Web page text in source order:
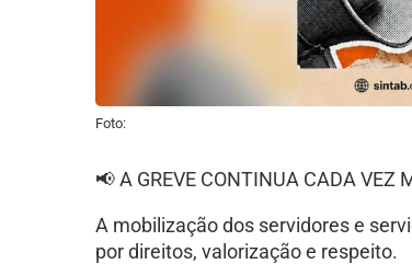
Foto:
📢 A GREVE CONTINUA CADA VEZ
A mobilização dos servidores e
por direitos, valorização e respeito.